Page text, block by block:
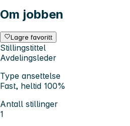
Om jobben
Lagre favoritt
Stillingstittel
Avdelingsleder
Type ansettelse
Fast, heltid 100%
Antall stillinger
1